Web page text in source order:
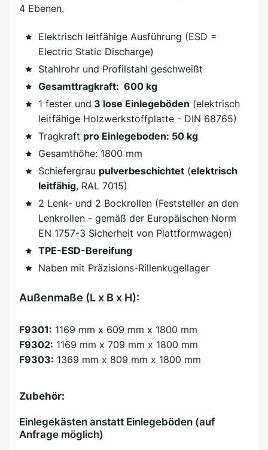
4 Ebenen.
Elektrisch leitfähige Ausführung (ESD =
Electric Static Discharge)
Stahlrohr und Profilstahl geschweißt
Gesamttragkraft: 600 kg
1 fester und 3 lose Einlegeböden (elektrisch
leitfähige Holzwerkstoffplatte - DIN 68765)
Tragkraft pro Einlegeboden: 50 kg
Gesamthöhe: 1800 mm
Schiefergrau pulverbeschichtet (elektrisch
leitfähig, RAL 7015)
2 Lenk- und 2 Bockrollen (Feststeller an den
Lenkrollen - gemäß der Europäischen Norm
EN 1757-3 Sicherheit von Plattformwagen)
TPE-ESD-Bereifung
Naben mit Präzisions-Rillenkugellager
Außenmaße (L x B x H):
F9301: 1169 mm x 609 mm x 1800 mm
F9302: 1169 mm x 709 mm x 1800 mm
F9303: 1369 mm x 809 mm x 1800 mm
Zubehör:
Einlegekästen anstatt Einlegeböden (auf
Anfrage möglich)